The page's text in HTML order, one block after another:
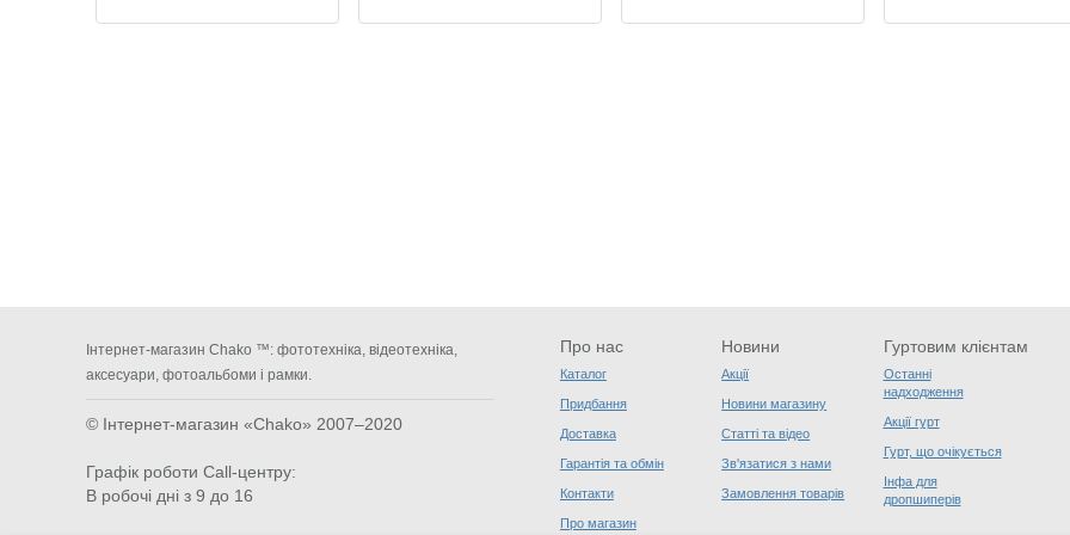
Інтернет-магазин Chako ™: фототехніка, відеотехніка,
аксесуари, фотоальбоми і рамки.
© Інтернет-магазин «Chako» 2007–2020
Графік роботи Call-центру:
В робочі дні з 9 до 16
Про нас
Каталог
Придбання
Доставка
Гарантія та обмін
Контакти
Про магазин
Новини
Акції
Новини магазину
Статті та відео
Зв'язатися з нами
Замовлення товарів
Гуртовим клієнтам
Останні
надходження
Акції гурт
Гурт, що очікується
Інфа для
дропшиперів